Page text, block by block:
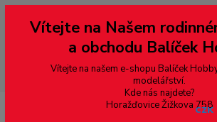
--- pro zákazníky ze Slovenska a jiných zemí,
přepněte si e-shop na euro 💶 pro přepočet
dobírky – pokud si z nějakého důvodu zásilku
domluvě zaslána znovu s opětovnou platbou za
případě bude zrušena a účet přidán na blacklist
objednávky.
CZK
Vítejte na Našem
a obchodu Balíček
Vítejte na našem e-shopu Balíček
modelářství.
Kde nás najdete?
Horažďovice Žižkova 758